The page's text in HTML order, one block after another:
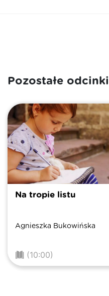
Pozostałe odcinki
Na tropie listu
Agnieszka Bukowińska
(10:00)